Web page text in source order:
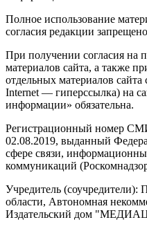
Полное использование
согласия редакции
При получении согласия на
материалов сайта, а также
отдельных материалов
Internet — гиперссылка) на
информации» обязательна.
Регистрационный номер
02.08.2019, выданный
сфере связи,
коммуникаций
Учредитель (соучредители):
области, Автономная
Издательский дом